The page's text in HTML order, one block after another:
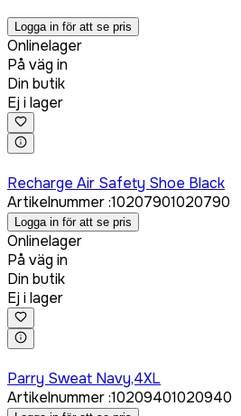
Logga in för att se pris
Onlinelager
På väg in
Din butik
Ej i lager
Recharge Air Safety Shoe Black
Artikelnummer:10207901020790
Logga in för att se pris
Onlinelager
På väg in
Din butik
Ej i lager
Parry Sweat Navy,4XL
Artikelnummer:10209401020940